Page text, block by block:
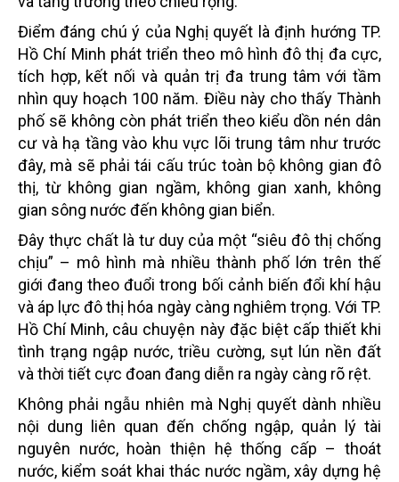
Điểm đáng chú ý của Nghị quyết là định hướng TP.
Hồ Chí Minh phát triển theo mô hình đô thị đa cực,
tích hợp, kết nối và quản trị đa trung tâm với tầm
nhìn quy hoạch 100 năm. Điều này cho thấy Thành
phố sẽ không còn phát triển theo kiểu dồn nén dân
cư và hạ tầng vào khu vực lõi trung tâm như trước
đây, mà sẽ phải tái cấu trúc toàn bộ không gian đô
thị, từ không gian ngầm, không gian xanh, không
gian sông nước đến không gian biển.
Đây thực chất là tư duy của một “siêu đô thị chống
chịu” – mô hình mà nhiều thành phố lớn trên thế
giới đang theo đuổi trong bối cảnh biến đổi khí hậu
và áp lực đô thị hóa ngày càng nghiêm trọng. Với TP.
Hồ Chí Minh, câu chuyện này đặc biệt cấp thiết khi
tình trạng ngập nước, triều cường, sụt lún nền đất
và thời tiết cực đoan đang diễn ra ngày càng rõ rệt.
Không phải ngẫu nhiên mà Nghị quyết dành nhiều
nội dung liên quan đến chống ngập, quản lý tài
nguyên nước, hoàn thiện hệ thống cấp – thoát
nước, kiểm soát khai thác nước ngầm, xây dựng hệ